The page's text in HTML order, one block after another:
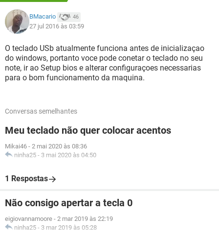
BMacario 46
27 jul 2016 às 03:59
O teclado USb atualmente funciona antes de inicializaçao
do windows, portanto voce pode conetar o teclado no seu
note, ir ao Setup bios e alterar configuraçoes necessarias
para o bom funcionamento da maquina.
Conversas semelhantes
Meu teclado não quer colocar acentos
Mikai46 - 2 mai 2020 às 08:36
ninha25 - 3 mai 2020 às 04:50
1 Respostas
Não consigo apertar a tecla 0
eigiovannamoore - 2 mar 2019 às 22:19
ninha25 - 3 mar 2019 às 05:28